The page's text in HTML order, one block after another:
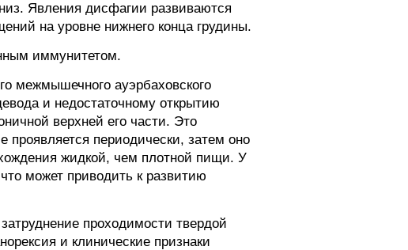
Явления дисфагии развиваются
на уровне нижнего конца грудины.
иммунитетом.
межмышечного ауэрбаховского
и недостаточному открытию
верхней его части. Это
проявляется периодически, затем оно
жидкой, чем плотной пищи. У
может приводить к развитию
проходимости твердой
и клинические признаки